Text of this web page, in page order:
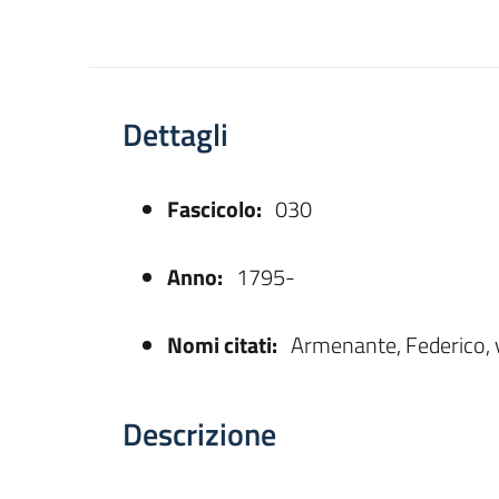
Dettagli
Fascicolo: 030
Anno: 1795-
Nomi citati: Armenante, Federico,
Descrizione